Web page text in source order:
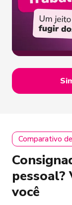
Comparativo
pessoal?
você